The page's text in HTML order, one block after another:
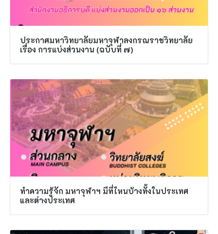
ประกาศมหาวิทยาลัยมหาจุฬาลงกรณราชวิทยาลัย
เรื่อง การแบ่งส่วนงาน (ฉบับที่ ๗)
ทำความรู้จัก มหาจุฬาฯ มีที่ไหนบ้างทั้งในประเทศ
และต่างประเทศ